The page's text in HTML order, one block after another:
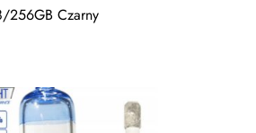
256GB Czarny